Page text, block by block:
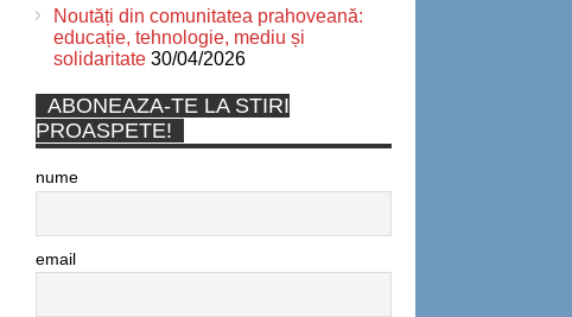
Noutăți din comunitatea prahoveană:
educație, tehnologie, mediu și
solidaritate 30/04/2026
ABONEAZA-TE LA STIRI
PROASPETE!
nume
email